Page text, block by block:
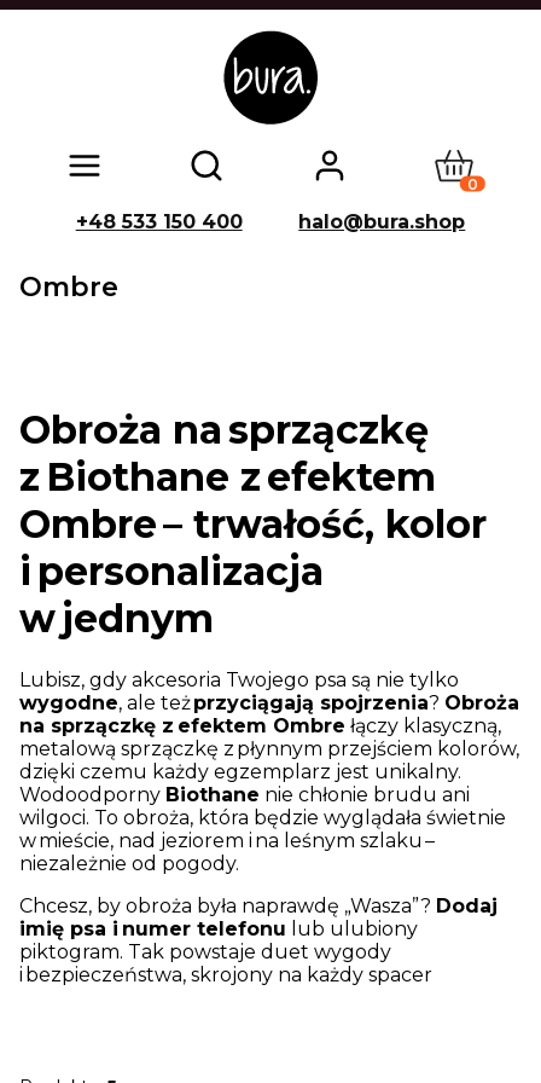
Otwórz wyszukiwarkę Produkty
+48 533 150 400 halo@bura.shop
Ombre
Obroża na sprzączkę
z Biothane z efektem
Ombre – trwałość, kolor
i personalizacja
w jednym
Lubisz, gdy akcesoria Twojego psa są nie tylko
wygodne, ale teżprzyciągają spojrzenia? Obroża
na sprzączkę z efektem Ombre łączy klasyczną,
metalową sprzączkę z płynnym przejściem kolorów,
dzięki czemu każdy egzemplarz jest unikalny.
Wodoodporny Biothane nie chłonie brudu ani
wilgoci. To obroża, która będzie wyglądała świetnie
w mieście, nad jeziorem i na leśnym szlaku –
niezależnie od pogody.
Chcesz, by obroża była naprawdę „Wasza”? Dodaj
imię psa i numer telefonu lub ulubiony
piktogram. Tak powstaje duet wygody
i bezpieczeństwa, skrojony na każdy spacer